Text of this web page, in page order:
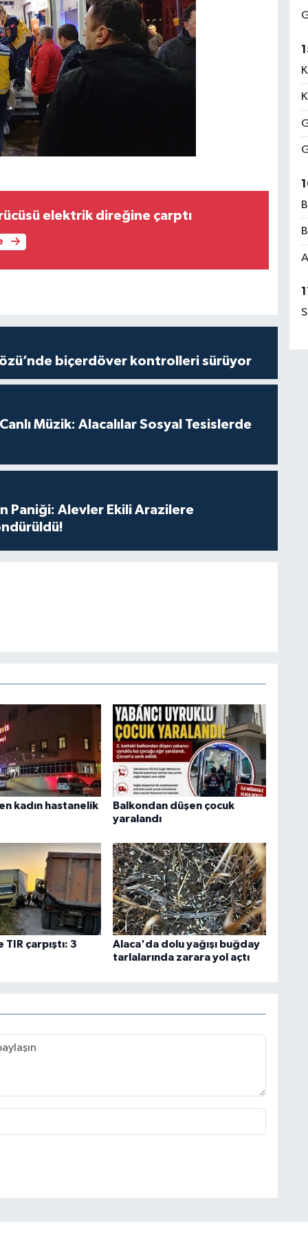
elektrik direğine çarptı
biçerdöver kontrolleri sürüyor
Müzik: Alacalılar Sosyal Tesislerde
Paniği: Alevler Ekili Arazilere
kadın hastanelik
Balkondan düşen çocuk
yaralandı
TIR çarpıştı: 3
Alaca'da dolu yağışı buğday
tarlalarında zarara yol açtı